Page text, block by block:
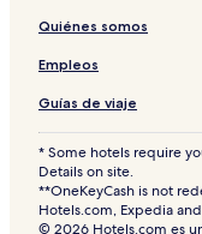
Quiénes somos
Empleos
Guías de viaje
* Some hotels require
Details on site.
**OneKeyCash is not
Hotels.com, Expedia
© 2026 Hotels.com es